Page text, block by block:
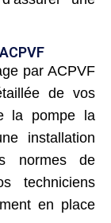
par ACPVF
de vos
la pompe la
installation
normes de
techniciens
en place